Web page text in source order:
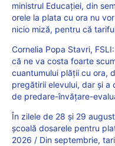
ministrul Educației, din
orele la plata cu ora nu
nicio miză, pentru că
Cornelia Popa Stavri,
că ne va costa foarte
cuantumului plății cu ora,
pregătirii elevului, dar și
de predare-învățare-
În zilele de 28 și 29
școală dosarele pentru
2026 / Din septembrie,